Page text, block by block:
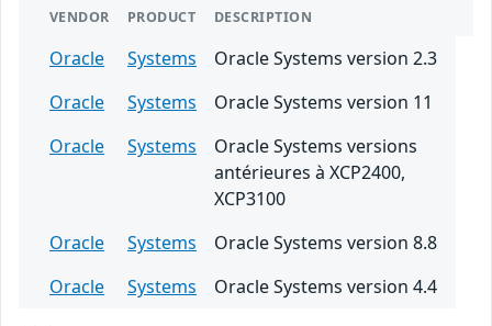
VENDOR PRODUCT DESCRIPTION
Oracle Systems
Oracle Systems version 2.3
Oracle
Systems
Oracle Systems version 11
Oracle
Systems
Oracle Systems versions
antérieures à XCP2400,
XCP3100
Oracle
Systems
Oracle Systems version 8.8
Oracle
Systems Oracle Systems version 4.4